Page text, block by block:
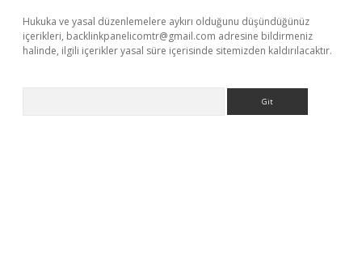
Hukuka ve yasal düzenlemelere aykırı olduğunu düşündüğünüz
içerikleri, backlinkpanelicomtr@gmail.com adresine bildirmeniz
halinde, ilgili içerikler yasal süre içerisinde sitemizden kaldırılacaktır.